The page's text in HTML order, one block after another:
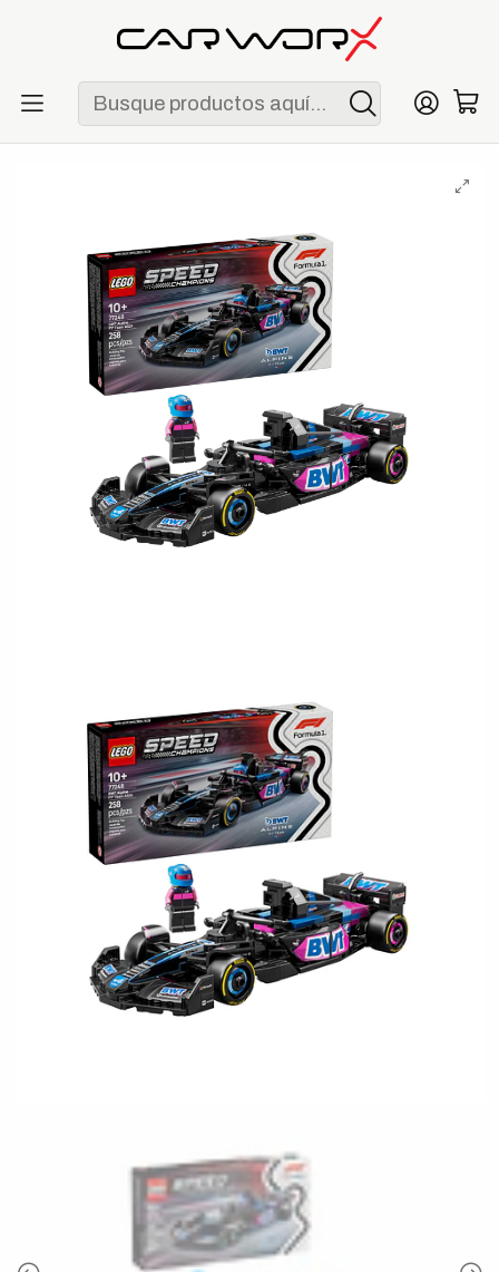
ENVÍO GRATIS POR COMPRAS MAYORES A S/ 250
Alpine
LEGO Speed Champions BWT Alpine F1 Team A524 Race Car
(77248)